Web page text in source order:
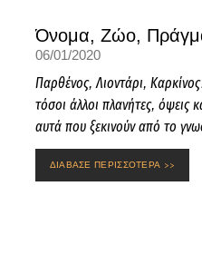
Όνομα, Ζώο,
06/01/2020
Παρθένος, Λιοντάρι,
τόσοι άλλοι πλανήτες, όψεις
αυτά που ξεκινούν από το
ΔΙΑΒΑΣΕ ΠΕΡΙΣΣΟΤΕΡΑ >>